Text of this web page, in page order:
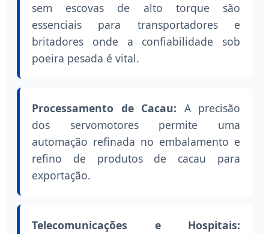
sem escovas de alto torque são
essenciais para transportadores e
britadores onde a confiabilidade sob
poeira pesada é vital.
Processamento de Cacau: A precisão
dos servomotores permite uma
automação refinada no embalamento e
refino de produtos de cacau para
exportação.
Telecomunicações e Hospitais: